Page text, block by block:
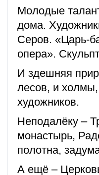
Молодые
дома.
Серов. «Царь-
опера».
И здешняя
лесов, и
художников.
Неподалёку –
монастырь,
полотна,
А ещё –